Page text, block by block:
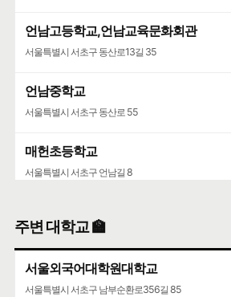
언남고등학교,언남교육문화회관
서울특별시 서초구 동산로13길 35
언남중학교
서울특별시 서초구 동산로 55
매헌초등학교
서울특별시 서초구 언남길 8
주변 대학교 🏫
서울외국어대학원대학교
서울특별시 서초구 남부순환로356길 85